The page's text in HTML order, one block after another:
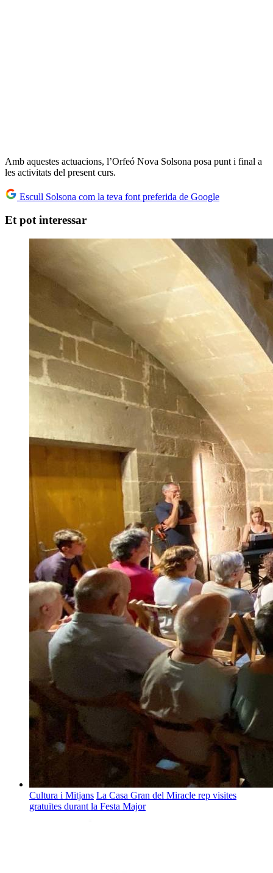
Amb aquestes actuacions, l’Orfeó Nova Solsona posa punt i final a
les activitats del present curs.
Escull Solsona com la teva font preferida de Google
Et pot interessar
Cultura i Mitjans La Casa Gran del Miracle rep visites
gratuïtes durant la Festa Major